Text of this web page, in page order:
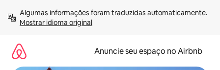
para
Mostrar idioma original
Anuncie seu espaço no Airbnb